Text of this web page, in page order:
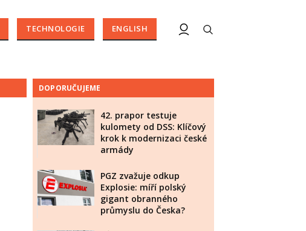
TECHNOLOGIE ENGLISH
DOPORUČUJEME
42. prapor testuje
kulomety od DSS: Klíčový
krok k modernizaci české
armády
PGZ zvažuje odkup
Explosie: míří polský
gigant obranného
průmyslu do Česka?